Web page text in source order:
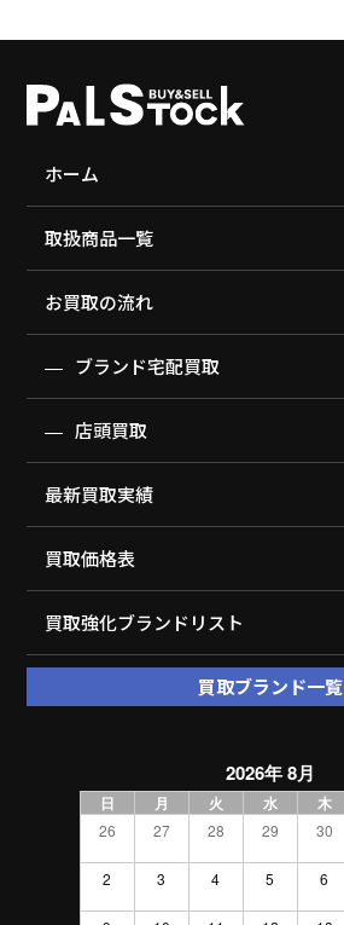
ホーム
取扱商品一覧
お買取の流れ
ブランド宅配買取
店頭買取
最新買取実績
買取価格表
買取強化ブランドリスト
買取ブランド一覧
2026年 8月
日 月 火 水 木
26 27 28 29 30
2 3 4 5 6